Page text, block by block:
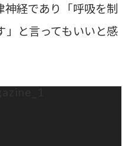
神経であり「呼吸を制
」と言ってもいいと感